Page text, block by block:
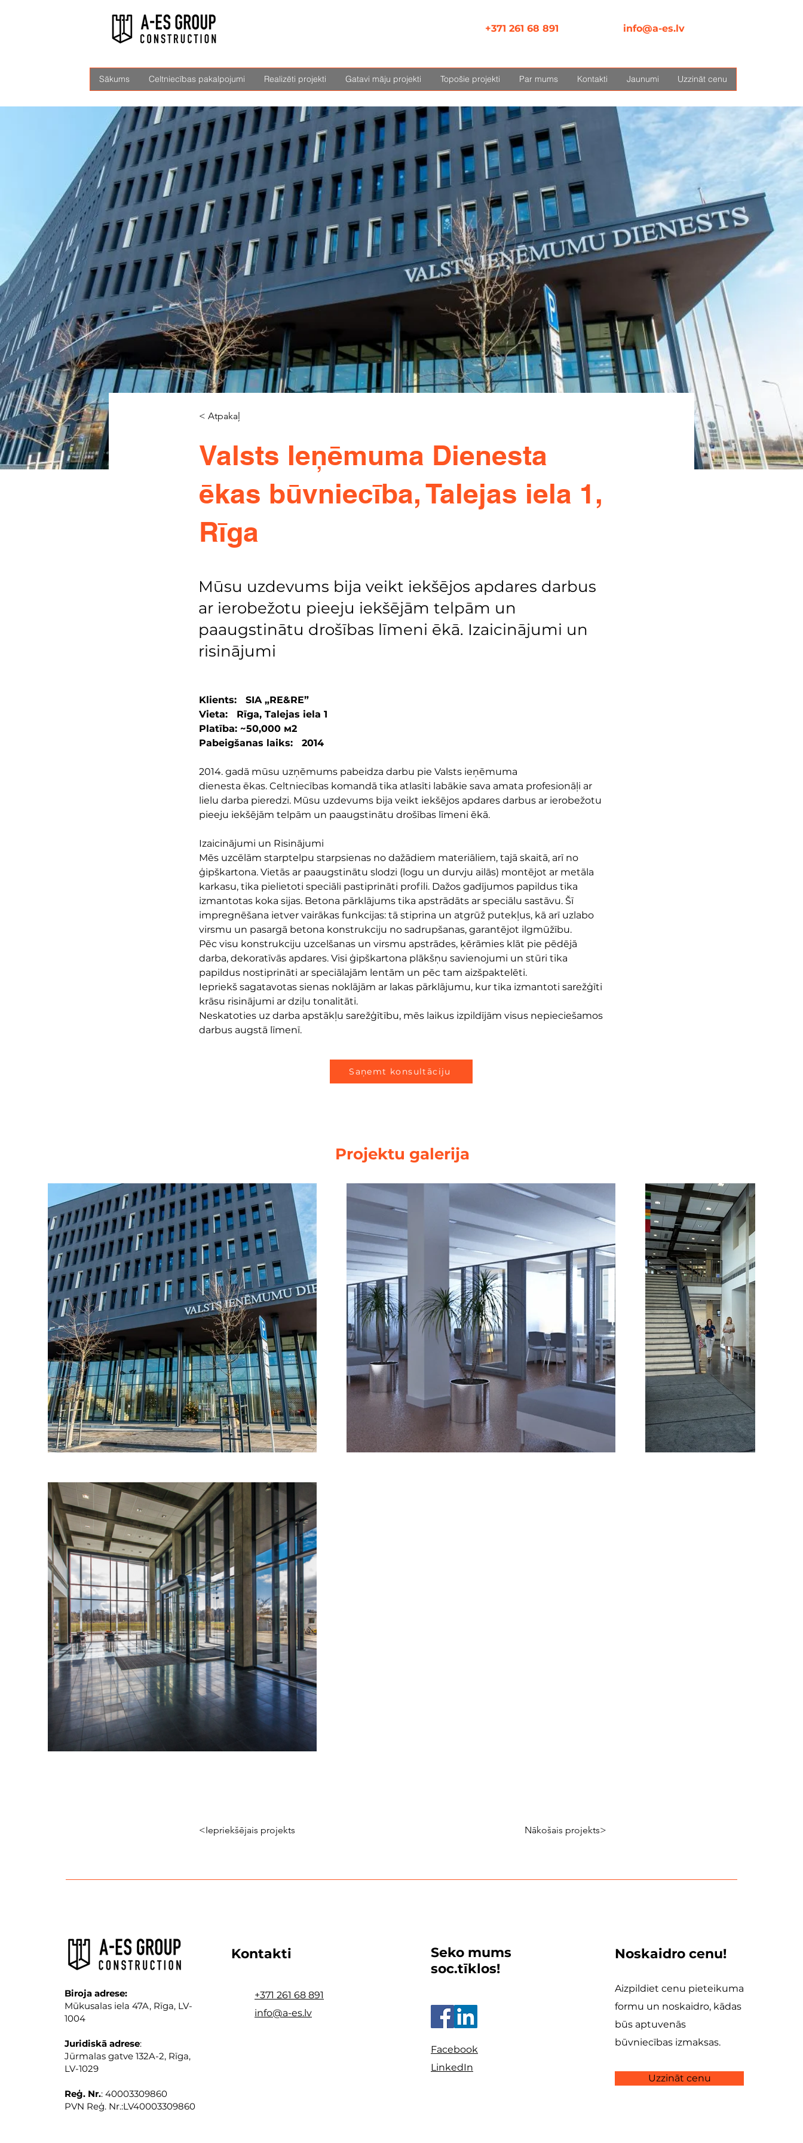
+371 261 68 891 info@a-es.lv
Sākums Celtniecības pakalpojumi Realizēti projekti Gatavi māju projekti Topošie projekti Par mums Kontakti Jaunumi Uzzināt cenu
< Atpakaļ
Valsts Ieņēmuma Dienesta
ēkas būvniecība, Talejas iela 1,
Rīga
Mūsu uzdevums bija veikt iekšējos apdares darbus
ar ierobežotu pieeju iekšējām telpām un
paaugstinātu drošības līmeni ēkā. Izaicinājumi un
risinājumi
Klients:   SIA „RE&RE”
Vieta:   Rīga, Talejas iela 1
Platība: ~50,000 м2
Pabeigšanas laiks:   2014
2014. gadā mūsu uzņēmums pabeidza darbu pie Valsts ieņēmuma
dienesta ēkas. Celtniecības komandā tika atlasīti labākie sava amata profesionāļi ar
lielu darba pieredzi. Mūsu uzdevums bija veikt iekšējos apdares darbus ar ierobežotu
pieeju iekšējām telpām un paaugstinātu drošības līmeni ēkā.
Izaicinājumi un Risinājumi
Mēs uzcēlām starptelpu starpsienas no dažādiem materiāliem, tajā skaitā, arī no
ģipškartona. Vietās ar paaugstinātu slodzi (logu un durvju ailās) montējot ar metāla
karkasu, tika pielietoti speciāli pastiprināti profili. Dažos gadījumos papildus tika
izmantotas koka sijas. Betona pārklājums tika apstrādāts ar speciālu sastāvu. Šī
impregnēšana ietver vairākas funkcijas: tā stiprina un atgrūž putekļus, kā arī uzlabo
virsmu un pasargā betona konstrukciju no sadrupšanas, garantējot ilgmūžību.
Pēc visu konstrukciju uzcelšanas un virsmu apstrādes, ķērāmies klāt pie pēdējā
darba, dekoratīvās apdares. Visi ģipškartona plākšņu savienojumi un stūri tika
papildus nostiprināti ar speciālajām lentām un pēc tam aizšpaktelēti.
Iepriekš sagatavotas sienas noklājām ar lakas pārklājumu, kur tika izmantoti sarežģīti
krāsu risinājumi ar dziļu tonalitāti.
Neskatoties uz darba apstākļu sarežģītību, mēs laikus izpildījām visus nepieciešamos
darbus augstā līmenī.
Saņemt konsultāciju
Projektu galerija
<Iepriekšējais projekts Nākošais projekts>
Biroja adrese:
Mūkusalas iela 47A, Rīga, LV-
1004
Juridiskā adrese:
Jūrmalas gatve 132A-2, Rīga,
LV-1029
Reģ. Nr.: 40003309860
PVN Reģ. Nr.:LV40003309860
Kontakti
+371 261 68 891
info@a-es.lv
Seko mums
soc.tīklos!
Facebook
LinkedIn
Noskaidro cenu!
Aizpildiet cenu pieteikuma
formu un noskaidro, kādas
būs aptuvenās
būvniecības izmaksas.
Uzzināt cenu